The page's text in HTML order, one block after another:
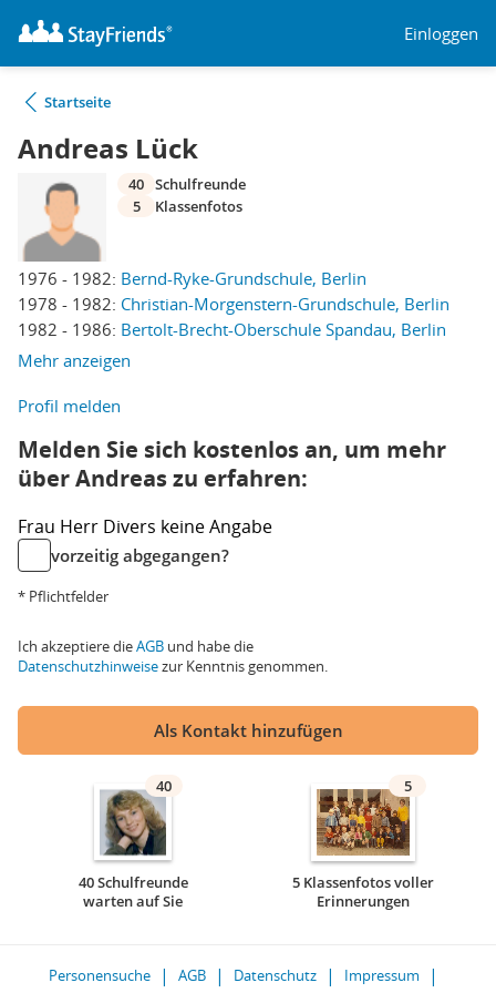
Einloggen
Startseite
Andreas Lück
1976 - 1982: Bernd-Ryke-Grundschule, Berlin
1978 - 1982: Christian-Morgenstern-Grundschule, Berlin
1982 - 1986: Bertolt-Brecht-Oberschule Spandau, Berlin
Mehr anzeigen
40 Schulfreunde
5
Klassenfotos
Profil melden
Melden Sie sich kostenlos an, um mehr
über Andreas zu erfahren:
Frau Herr Divers keine Angabe
vorzeitig abgegangen?
* Pflichtfelder
Ich akzeptiere dieAGB und habe die
Datenschutzhinweisezur Kenntnis genommen.
Als Kontakt hinzufügen
40
40 Schulfreunde
warten auf Sie
5
5 Klassenfotos voller
Erinnerungen
Personensuche AGB Datenschutz
Impressum